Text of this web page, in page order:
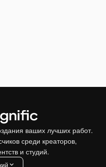
ваших лучших работ.
среди креаторов,
и студий.